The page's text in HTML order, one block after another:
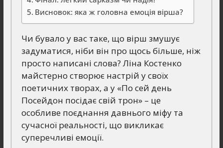
Висновок: яка ж головна емоція вірша?
Чи бувало у вас таке, що вірш змушує
задуматися, ніби він про щось більше, ніж
просто написані слова? Ліна Костенко
майстерно створює настрій у своїх
поетичних творах, а у «По сей день
Посейдон посідає свій трон» – це
особливе поєднання давнього міфу та
сучасної реальності, що викликає
суперечливі емоції.